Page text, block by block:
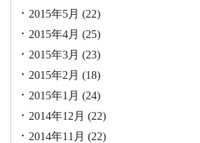
2015年5月 (22)
2015年4月 (25)
2015年3月 (23)
2015年2月 (18)
2015年1月 (24)
2014年12月 (22)
2014年11月 (22)